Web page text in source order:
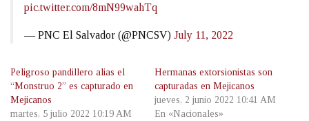
pic.twitter.com/8mN99wahTq
— PNC El Salvador (@PNCSV) July 11, 2022
Peligroso pandillero alias el
“Monstruo 2” es capturado en
Mejicanos
martes, 5 julio 2022 10:19 AM
Hermanas extorsionistas son
capturadas en Mejicanos
jueves, 2 junio 2022 10:41 AM
En «Nacionales»